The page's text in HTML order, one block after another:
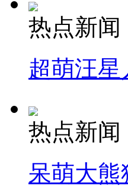
热点新闻
超萌汪星
热点新闻
呆萌大熊